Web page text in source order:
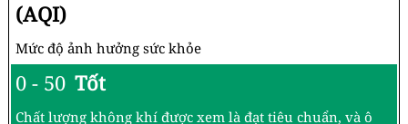
(AQI)
Mức độ ảnh hưởng sức khỏe
0 - 50 Tốt
Chất lượng không khí được xem là đạt tiêu chuẩn, và ô